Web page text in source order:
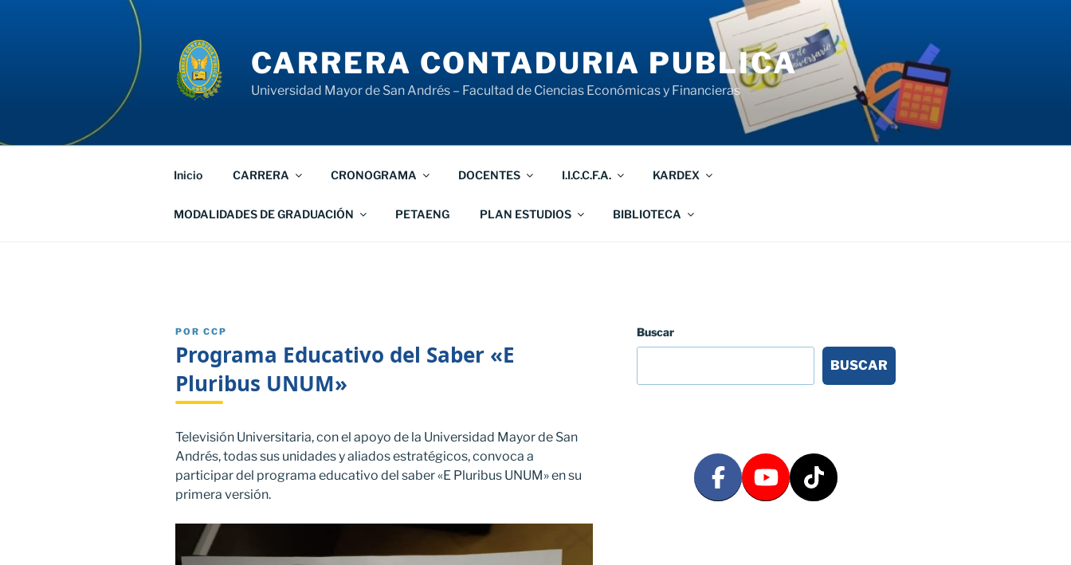
CARRERA CONTADURIA PUBLICA
Universidad Mayor de San Andrés – Facultad de Ciencias Económicas y Financieras
Inicio CARRERA CRONOGRAMA DOCENTES I.I.C.C.F.A. KARDEX
MODALIDADES DE GRADUACIÓN PETAENG PLAN ESTUDIOS BIBLIOTECA
PUBLICADO
POR CCP
Programa Educativo del Saber «E
Pluribus UNUM»
Televisión Universitaria, con el apoyo de la Universidad Mayor de San
Andrés, todas sus unidades y aliados estratégicos, convoca a
participar del programa educativo del saber «E Pluribus UNUM» en su
primera versión.
Buscar
BUSCAR